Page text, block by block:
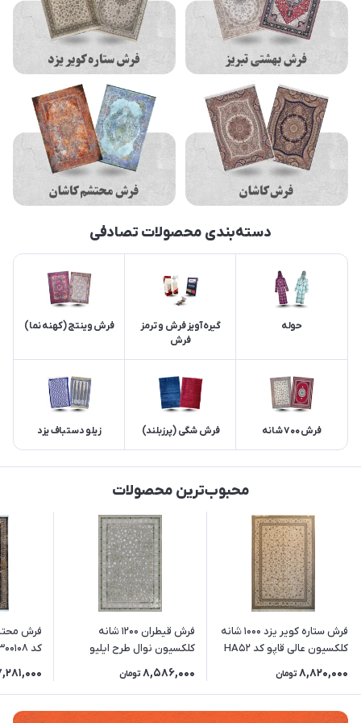
دسته‌بندی محصولات تصادفی
حوله
گیره آویز فرش و ترمز
فرش
فرش وینتج (کهنه نما)
فرش 700 شانه فرش شگی (پرزبلند) زیلو دستباف یزد
محبوب‌ترین محصولات
فرش ستاره کویر یزد 1000 شانه
کلکسیون عالی قاپو کد HA52
8,820,000 تومان
فرش قیطران 1200 شانه
کلکسیون نوال طرح ایلیو
زمینه فیلی
8,586,000 تومان